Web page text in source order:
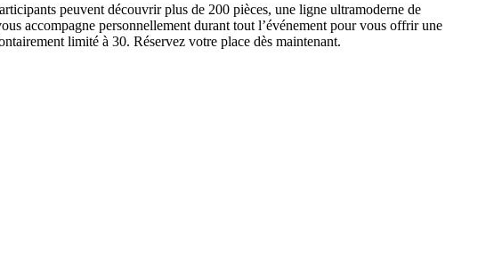
peuvent découvrir plus de 200 pièces, une ligne ultramoderne de
accompagne personnellement durant tout l’événement pour vous offrir une
limité à 30. Réservez votre place dès maintenant.